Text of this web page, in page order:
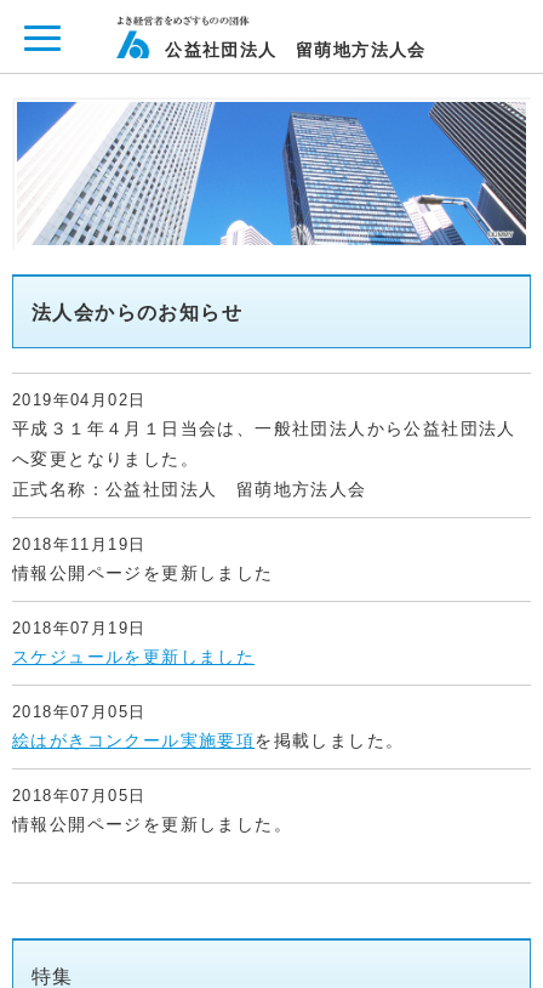
公益社団法人 留萌地方法人会
法人会からのお知らせ
2019年04月02日
平成３１年４月１日当会は、一般社団法人から公益社団法人
へ変更となりました。
正式名称：公益社団法人 留萌地方法人会
2018年11月19日
情報公開ページを更新しました
2018年07月19日
スケジュールを更新しました
2018年07月05日
絵はがきコンクール実施要項を掲載しました。
2018年07月05日
情報公開ページを更新しました。
特集